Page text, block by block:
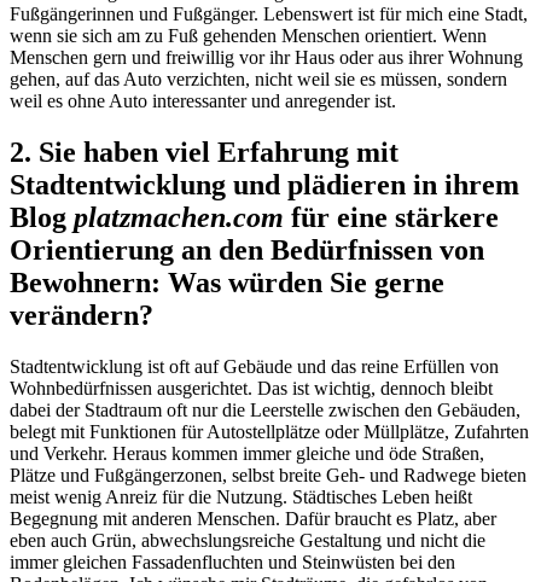
Fußgängerinnen und Fußgänger. Lebenswert ist für mich eine Stadt,
wenn sie sich am zu Fuß gehenden Menschen orientiert. Wenn
Menschen gern und freiwillig vor ihr Haus oder aus ihrer Wohnung
gehen, auf das Auto verzichten, nicht weil sie es müssen, sondern
weil es ohne Auto interessanter und anregender ist.
2. Sie haben viel Erfahrung mit
Stadtentwicklung und plädieren in ihrem
Blog platzmachen.com für eine stärkere
Orientierung an den Bedürfnissen von
Bewohnern: Was würden Sie gerne
verändern?
Stadtentwicklung ist oft auf Gebäude und das reine Erfüllen von
Wohnbedürfnissen ausgerichtet. Das ist wichtig, dennoch bleibt
dabei der Stadtraum oft nur die Leerstelle zwischen den Gebäuden,
belegt mit Funktionen für Autostellplätze oder Müllplätze, Zufahrten
und Verkehr. Heraus kommen immer gleiche und öde Straßen,
Plätze und Fußgängerzonen, selbst breite Geh- und Radwege bieten
meist wenig Anreiz für die Nutzung. Städtisches Leben heißt
Begegnung mit anderen Menschen. Dafür braucht es Platz, aber
eben auch Grün, abwechslungsreiche Gestaltung und nicht die
immer gleichen Fassadenfluchten und Steinwüsten bei den